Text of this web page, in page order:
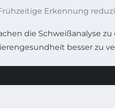
Erkennung
die Schweißanalyse
besser zu